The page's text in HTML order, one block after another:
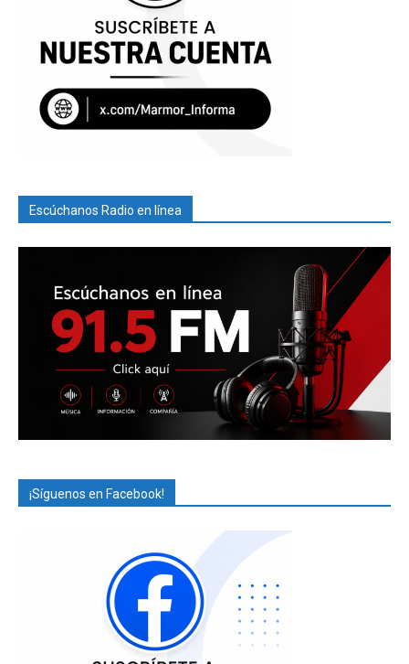
Escúchanos Radio en línea
¡Síguenos en Facebook!